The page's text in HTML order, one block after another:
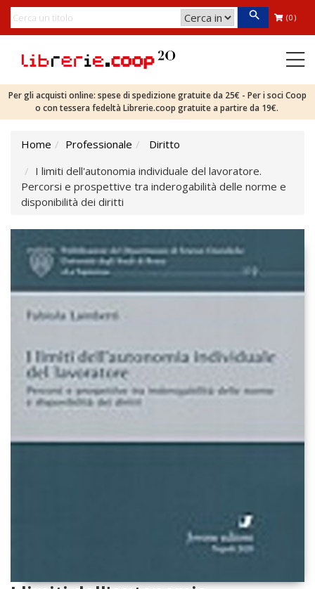
(0)
Per gli acquisti online: spese di spedizione gratuite da 25€ - Per i soci Coop
o con tessera fedeltà Librerie.coop gratuite a partire da 19€.
Home Professionale
Diritto
I limiti dell'autonomia individuale del lavoratore.
Percorsi e prospettive tra inderogabilità delle norme e
disponibilità dei diritti